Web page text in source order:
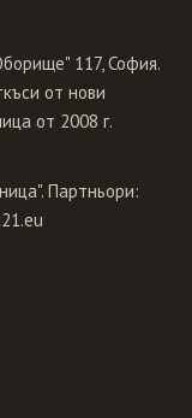
117, София.
от нови
от 2008 г.
Партньори: